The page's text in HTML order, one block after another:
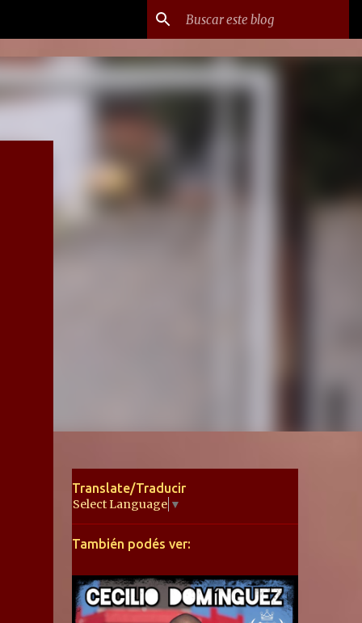
Translate/Traducir
Select Language ▼
También podés ver: